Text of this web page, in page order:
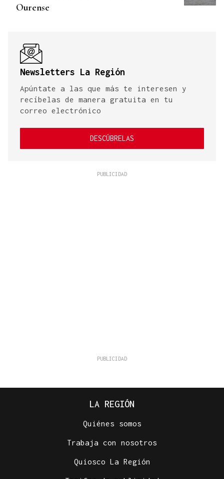
Ourense
Newsletters La Región
Apúntate a las que más te interesen y
recíbelas de manera gratuita en tu
correo electrónico
DESCÚBRELAS
LA REGIÓN
Quiénes somos
Trabaja con nosotros
Quiosco La Región